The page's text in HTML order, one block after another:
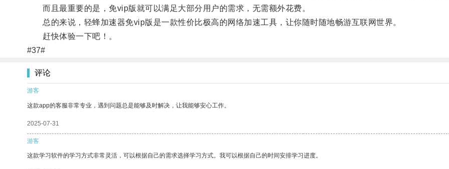
而且最重要的是，免vip版就可以满足大部分用户的需求，无需额外花费。
总的来说，轻蜂加速器免vip版是一款性价比极高的网络加速工具，让你随时随地畅游互联网世界。
赶快体验一下吧！。
#37#
评论
游客
这款app的客服非常专业，遇到问题总是能够及时解决，让我能够安心工作。
2025-07-31
游客
这款学习软件的学习方式非常灵活，可以根据自己的需求选择学习方式。我可以根据自己的时间安排学习进度。